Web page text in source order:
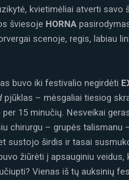
kvietimėliai atverti
šviesoje HORNA
scenoje, regis, labiau
buvo iki festivalio negirdėti
pjūklas – mėsgaliai tiesiog
15 minučių. Nesveikai
chirurgu – grupės
sustojo širdis ir tasai
žiūrėti į apsauginiu
Vienas iš tų auksinių